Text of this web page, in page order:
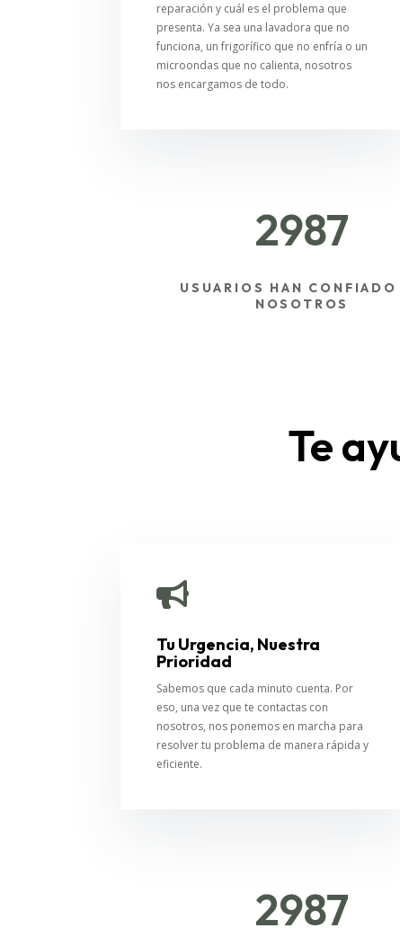
reparación y cuál es el problema que
presenta. Ya sea una lavadora que no
funciona, un frigorífico que no enfría o un
microondas que no calienta, nosotros
nos encargamos de todo.
2987
USUARIOS HAN CONFIADO
NOSOTROS
Te

Tu Urgencia, Nuestra
Prioridad
Sabemos que cada minuto cuenta. Por
eso, una vez que te contactas con
nosotros, nos ponemos en marcha para
resolver tu problema de manera rápida y
eficiente.
2987